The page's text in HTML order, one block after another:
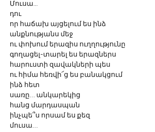
Մուսա...
դու
որ հաճախ այցելում ես ինձ
անքնությանս մեջ
ու փոխում երազիս ուղղությունը
գողացել-տարել ես երազներս
հարուստի զավակների պես
ու հիմա հեռվի՜ց ես բանակցում
ինձ հետ
սառը… անկարեկից
հանց մարդասպան
ինչպե՞ս որսամ ես քեզ
մուսա…